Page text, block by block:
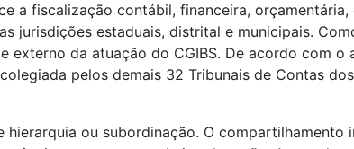
a fiscalização contábil, financeira,
jurisdições estaduais, distrital e municipais.
da atuação do CGIBS. De acordo com o
pelos demais 32 Tribunais de Contas
ou subordinação. O compartilhamento